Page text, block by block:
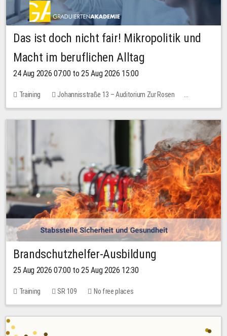
Das ist doch nicht fair! Mikropolitik und
Macht im beruflichen Alltag
24 Aug 2026 07:00 to 25 Aug 2026 15:00
Training
Johannisstraße 13 – Auditorium Zur Rosen
No free places
30.00 EUR
Brandschutzhelfer-Ausbildung
25 Aug 2026 07:00 to 25 Aug 2026 12:30
Training SR 109 No free places